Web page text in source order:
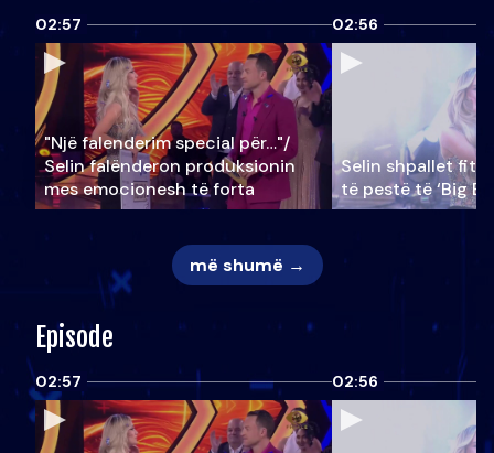
02:57
"Një falenderim special për…"/
Selin falënderon produksionin
mes emocionesh të forta
02:56
Selin shpallet
të pestë të ‘Big
më shumë →
Episode
02:57 02:56